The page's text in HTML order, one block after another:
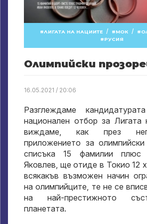
ЛИГАТА НА НАЦИИТЕ / МОК /
РУСИЯ
Олимпийски
16.05.2021 / 20:06
Разглеждаме
национален отбор за Лигата
виждаме, как през
приложението за
списъка 15 фамилии плюс
Яковлев, ще отиде в Токио 12
всякакъв възможен начин
на олимпийците, те не се
на най-престижното
планетата.